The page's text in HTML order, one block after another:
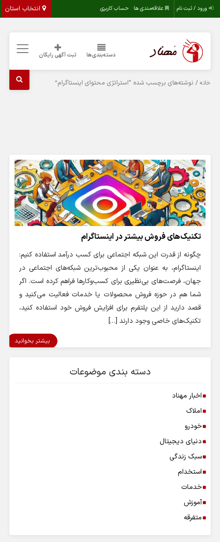
انتخاب استان ورود / ثبت نام علاقه‌مندی ها حساب کاربری
دسته‌بندی‌ها ثبت آگهی رایگان
خانه / نوشته‌های برچسب شده “استراتژی محتوای اینستاگرام”
تکنیک‌های فروش بیشتر در اینستاگرام
چگونه از قدرت این شبکه اجتماعی برای کسب درآمد استفاده کنیم:
اینستاگرام، به عنوان یکی از محبوب‌ترین شبکه‌های اجتماعی در
جهان، فرصت‌های بی‌نظیری برای کسب‌وکارها فراهم کرده است. اگر
شما هم در حوزه فروش محصولات یا خدمات فعالیت می‌کنید و
قصد دارید از این پلتفرم برای افزایش فروش خود استفاده کنید،
تکنیک‌های خاصی وجود دارند […]
بیشتر بخوانید
دسته بندی موضوعات
اخبار مهناد
املاک
خودرو
دنیای دیجیتال
سبک زندگی
استخدام
خدمات
آموزش
متفرقه